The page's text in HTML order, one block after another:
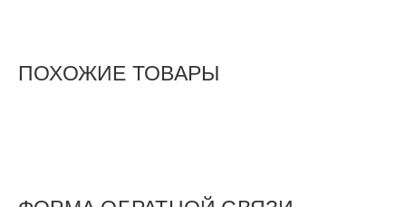
ПОХОЖИЕ ТОВАРЫ